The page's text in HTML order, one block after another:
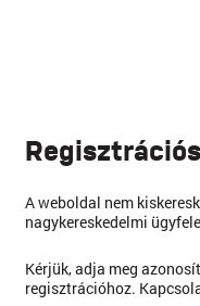
A weboldal nem
nagykereskedelmi
Kérjük, adja meg
regisztrációhoz.